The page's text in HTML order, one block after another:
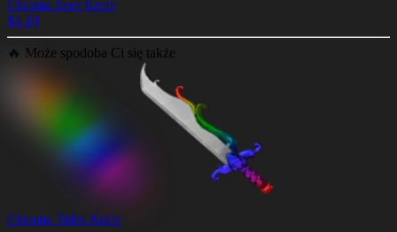
Chroma Seer Knife
$4.19
🔥 Może spodoba Ci się także
Chroma Tides Knife